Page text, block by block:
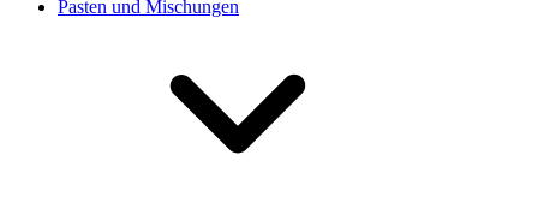
Pasten und Mischungen